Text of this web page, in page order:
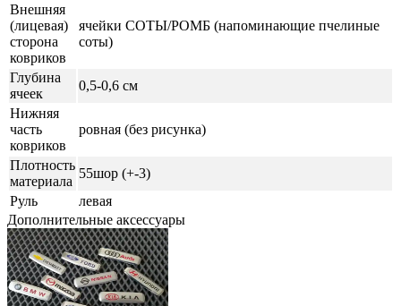
Внешняя
(лицевая)
сторона
ковриков
ячейки СОТЫ/РОМБ (напоминающие пчелиные
соты)
Глубина
ячеек
0,5-0,6 см
Нижняя
часть
ковриков
ровная (без рисунка)
Плотность
материала
55шор (+-3)
Руль
левая
Дополнительные аксессуары